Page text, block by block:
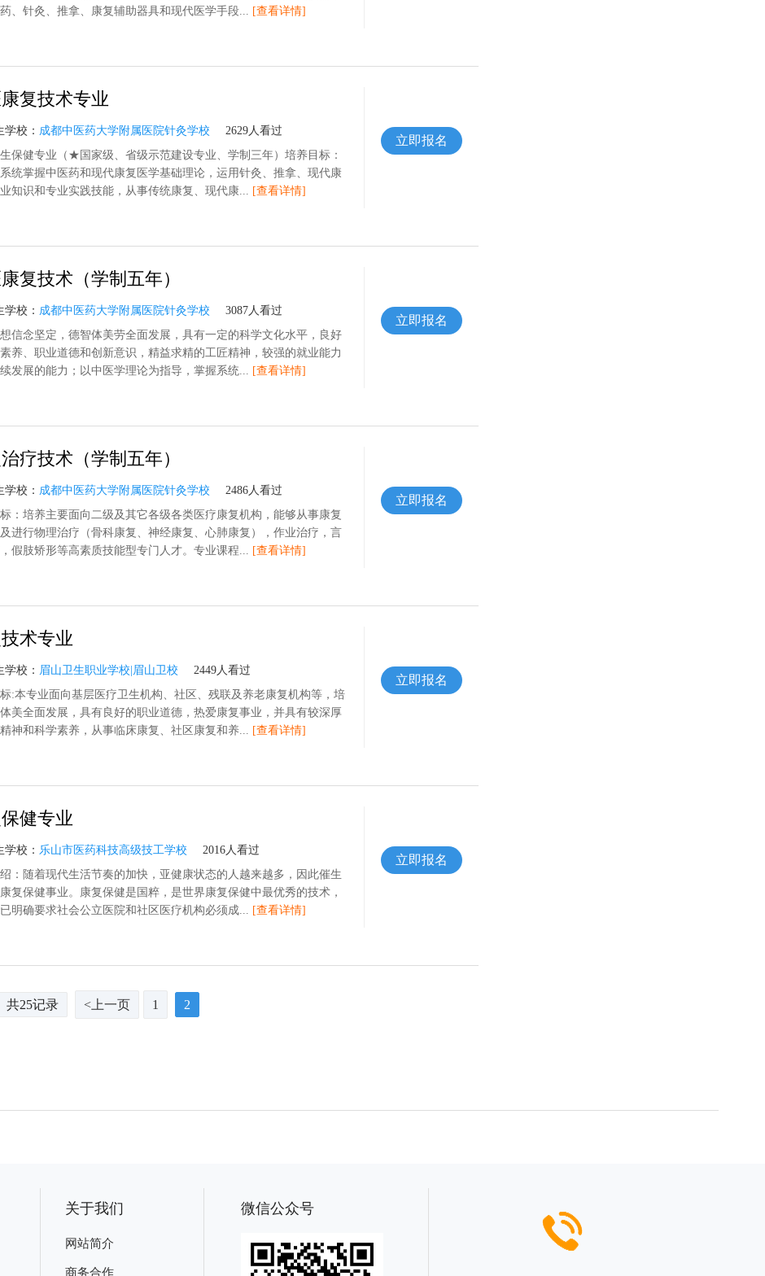
、针灸、推拿、康复辅助器具和现代医学手段... [查看详情]
复技术专业
学校： 成都中医药大学附属医院针灸学校
2629人看过
保健专业（★国家级、省级示范建设专业、学制三年）培养目标：
统掌握中医药和现代康复医学基础理论，运用针灸、推拿、现代康
知识和专业实践技能，从事传统康复、现代康... [查看详情]
立即报名
复技术（学制五年）
学校： 成都中医药大学附属医院针灸学校
3087人看过
信念坚定，德智体美劳全面发展，具有一定的科学文化水平，良好
养、职业道德和创新意识，精益求精的工匠精神，较强的就业能力
发展的能力；以中医学理论为指导，掌握系统... [查看详情]
立即报名
疗技术（学制五年）
学校： 成都中医药大学附属医院针灸学校
2486人看过
：培养主要面向二级及其它各级各类医疗康复机构，能够从事康复
进行物理治疗（骨科康复、神经康复、心肺康复），作业治疗，言
假肢矫形等高素质技能型专门人才。专业课程... [查看详情]
立即报名
术专业
学校： 眉山卫生职业学校|眉山卫校
2449人看过
:本专业面向基层医疗卫生机构、社区、残联及养老康复机构等，培
美全面发展，具有良好的职业道德，热爱康复事业，并具有较深厚
神和科学素养，从事临床康复、社区康复和养... [查看详情]
立即报名
健专业
学校： 乐山市医药科技高级技工学校
2016人看过
：随着现代生活节奏的加快，亚健康状态的人越来越多，因此催生
复保健事业。康复保健是国粹，是世界康复保健中最优秀的技术，
明确要求社会公立医院和社区医疗机构必须成... [查看详情]
立即报名
共25记录 <上一页 1 2
关于我们
网站简介
商务合作
微信公众号